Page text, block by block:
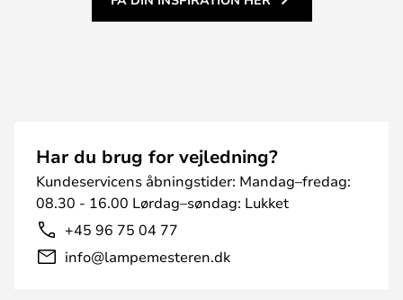
Har du brug for vejledning?
Kundeservicens åbningstider: Mandag–fredag:
08.30 - 16.00 Lørdag–søndag: Lukket
+45 96 75 04 77
info@lampemesteren.dk